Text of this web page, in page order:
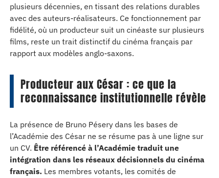
plusieurs décennies, en tissant des relations durables
avec des auteurs-réalisateurs. Ce fonctionnement par
fidélité, où un producteur suit un cinéaste sur plusieurs
films, reste un trait distinctif du cinéma français par
rapport aux modèles anglo-saxons.
Producteur aux César : ce que la
reconnaissance institutionnelle révèle
La présence de Bruno Pésery dans les bases de
l’Académie des César ne se résume pas à une ligne sur
un CV. Être référencé à l’Académie traduit une
intégration dans les réseaux décisionnels du cinéma
français. Les membres votants, les comités de